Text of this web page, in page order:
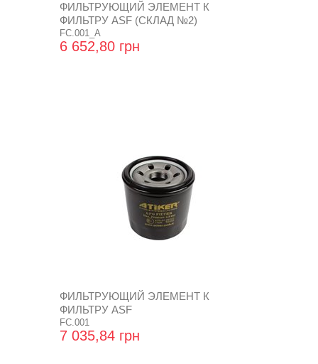
ФИЛЬТРУЮЩИЙ ЭЛЕМЕНТ К
ФИЛЬТРУ ASF (СКЛАД №2)
FC.001_A
6 652,80 грн
ФИЛЬТРУЮЩИЙ ЭЛЕМЕНТ К
ФИЛЬТРУ ASF
FC.001
7 035,84 грн